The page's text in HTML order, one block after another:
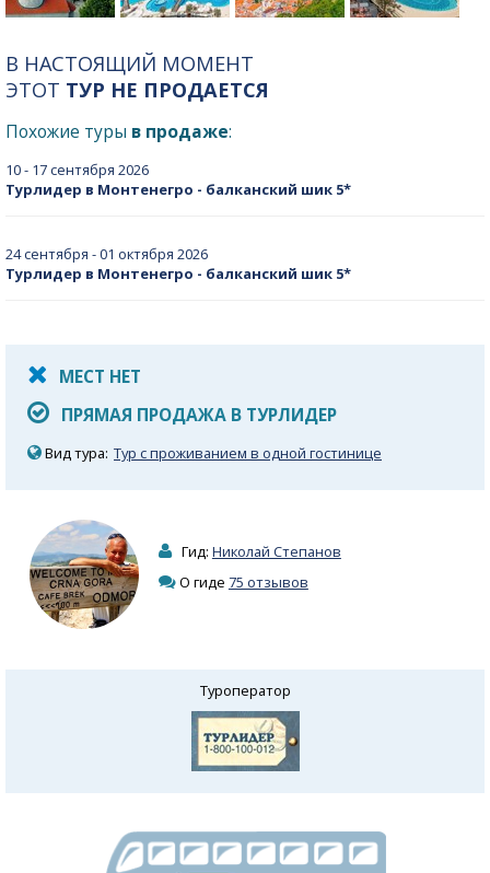
В НАСТОЯЩИЙ МОМЕНТ
ЭТОТ ТУР НЕ ПРОДАЕТСЯ
Похожие туры в продаже:
10 - 17 сентября 2026
Турлидер в Монтенегро - балканский шик 5*
24 сентября - 01 октября 2026
Турлидер в Монтенегро - балканский шик 5*
МЕСТ НЕТ
ПРЯМАЯ ПРОДАЖА В ТУРЛИДЕР
Вид тура: Тур с проживанием в одной гостинице
Гид: Николай Степанов
О гиде 75 отзывов
Туроператор